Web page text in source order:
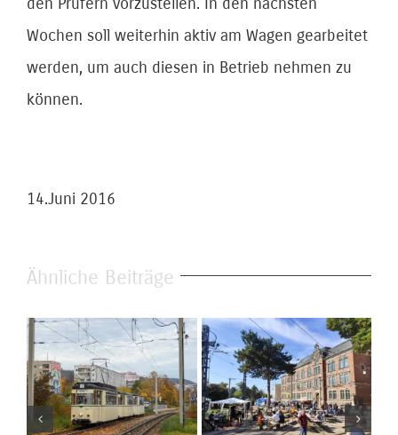
Wochen soll weiterhin aktiv am Wagen gearbeitet
werden, um auch diesen in Betrieb nehmen zu
können.
14.Juni 2016
Ähnliche Beiträge